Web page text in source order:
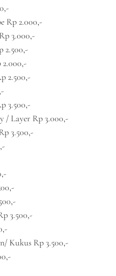
Rp 2.000,-
3.000,-
2.500,-
2.000,-
2.500,-
3.500,-
/ Layer Rp 3.000,-
3.500,-
3.500,-
Kukus Rp 3.500,-